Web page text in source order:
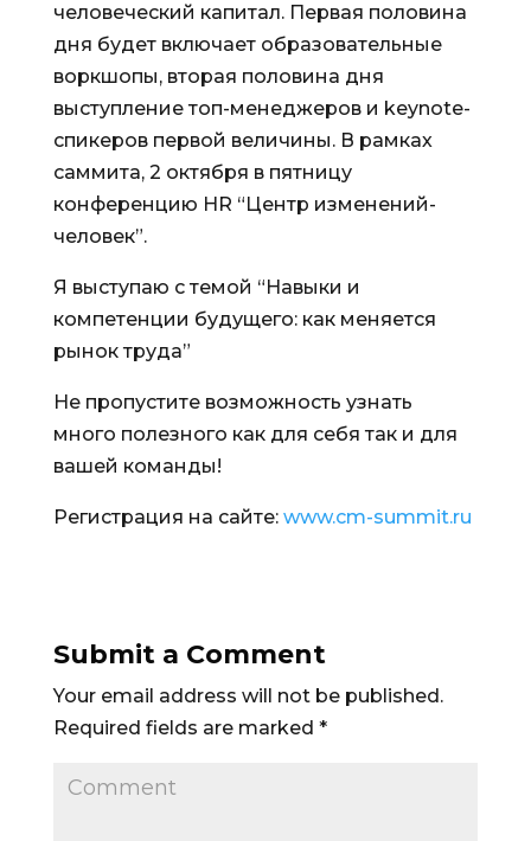
человеческий капитал. Первая половина
дня будет включает образовательные
воркшопы, вторая половина дня
выступление топ-менеджеров и keynote-
спикеров первой величины. В рамках
саммита, 2 октября в пятницу
конференцию HR “Центр изменений-
человек”.
Я выступаю с темой “Навыки и
компетенции будущего: как меняется
рынок труда”
Не пропустите возможность узнать
много полезного как для себя так и для
вашей команды!
Регистрация на сайте: www.cm-summit.ru
Submit a Comment
Your email address will not be published.
Required fields are marked *